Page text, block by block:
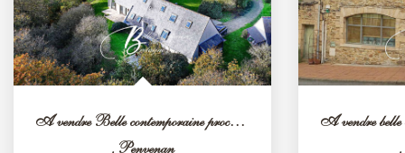
A vendre Belle contemporaine proche du littoral Côte de...
, Penvenan ,